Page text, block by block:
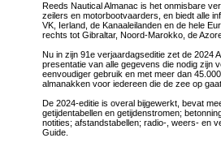
Reeds Nautical Almanac is het onmisbare
zeilers en motorbootvaarders, en biedt alle
VK, Ierland, de Kanaaleilanden en de hele
rechts tot Gibraltar, Noord-Marokko, de
Nu in zijn 91e verjaardagseditie zet de 2024
presentatie van alle gegevens die nodig zijn
eenvoudiger gebruik en met meer dan
almanakken voor iedereen die de zee op
De 2024-editie is overal bijgewerkt, bevat
getijdentabellen en getijdenstromen;
notities; afstandstabellen; radio-, weers- en
Guide.